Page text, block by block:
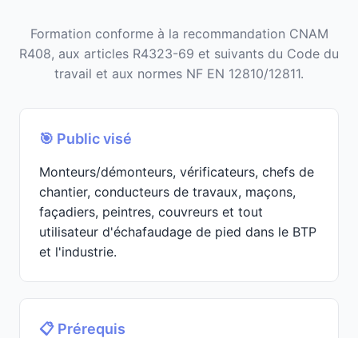
Formation conforme à la recommandation CNAM
R408, aux articles R4323-69 et suivants du Code du
travail et aux normes NF EN 12810/12811.
🎯 Public visé
Monteurs/démonteurs, vérificateurs, chefs de
chantier, conducteurs de travaux, maçons,
façadiers, peintres, couvreurs et tout
utilisateur d'échafaudage de pied dans le BTP
et l'industrie.
📋 Prérequis